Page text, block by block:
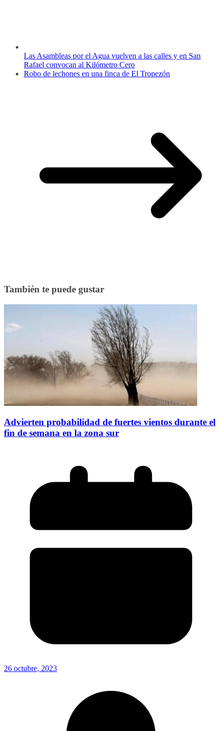
Las Asambleas por el Agua vuelven a las calles y en San
Rafael convocan al Kilómetro Cero
Robo de lechones en una finca de El Tropezón
También te puede gustar
Advierten probabilidad de fuertes vientos durante el
fin de semana en la zona sur
26 octubre, 2023